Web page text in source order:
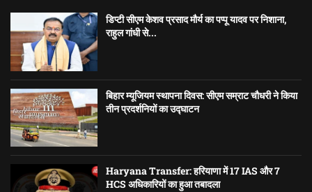
डिप्टी सीएम केशव प्रसाद मौर्य का पप्पू यादव पर निशाना,
राहुल गांधी से...
बिहार म्यूजियम स्थापना दिवस: सीएम सम्राट चौधरी ने किया
तीन प्रदर्शनियों का उद्घाटन
Haryana Transfer: हरियाणा में 17 IAS और 7
HCS अधिकारियों का हुआ तबादला